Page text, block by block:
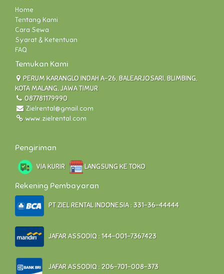
Home
Tentang Kami
Cara Sewa
Syarat & Ketentuan
FAQ
Temukan Kami
PERUM KARANGLO INDAH A-26, BALEARJOSARI, BLIMBING,
KOTA MALANG, JAWA TIMUR
087781179990
Zielrental@gmail.com
www.zielrental.com
Pengiriman
VIA KURIR LANGSUNG KE TOKO
Rekening Pembayaran
PT ZIEL RENTAL INDONESIA : 331-36-44444
JAFAR ASSODIQ : 144-001-7367423
JAFAR ASSODIQ : 206-701-008-373